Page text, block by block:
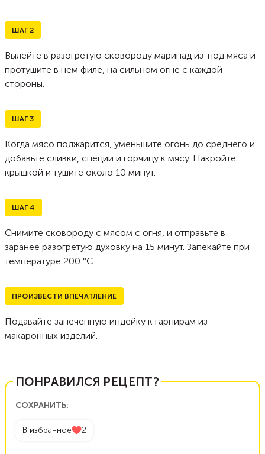
ШАГ 2
Вылейте в разогретую сковороду маринад из-под мяса и
протушите в нем филе, на сильном огне с каждой
стороны.
ШАГ 3
Когда мясо поджарится, уменьшите огонь до среднего и
добавьте сливки, специи и горчицу к мясу. Накройте
крышкой и тушите около 10 минут.
ШАГ 4
Снимите сковороду с мясом с огня, и отправьте в
заранее разогретую духовку на 15 минут. Запекайте при
температуре 200 °C.
ПРОИЗВЕСТИ ВПЕЧАТЛЕНИЕ
Подавайте запеченную индейку к гарнирам из
макаронных изделий.
ПОНРАВИЛСЯ РЕЦЕПТ?
СОХРАНИТЬ:
В избранное 2